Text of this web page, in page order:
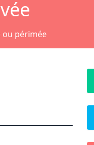
ou périmée